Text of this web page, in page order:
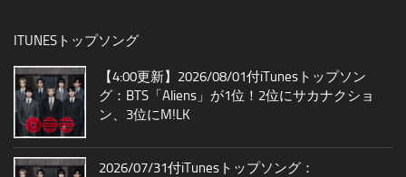
ITUNESトップソング
【4:00更新】2026/08/01付iTunesトップソン
グ：BTS「Aliens」が1位！2位にサカナクショ
ン、3位にM!LK
2026/07/31付iTunesトップソング：